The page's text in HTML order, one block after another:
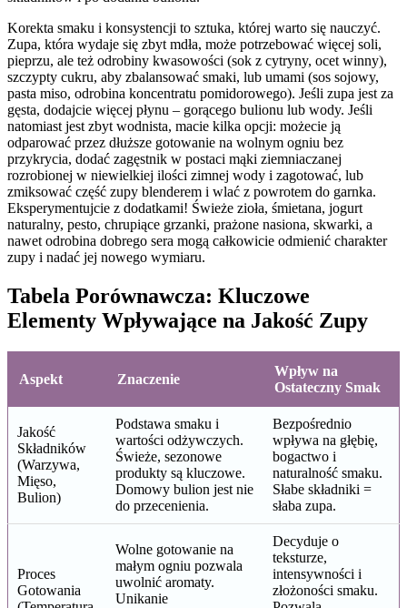
Korekta smaku i konsystencji to sztuka, której warto się nauczyć.
Zupa, która wydaje się zbyt mdła, może potrzebować więcej soli,
pieprzu, ale też odrobiny kwasowości (sok z cytryny, ocet winny),
szczypty cukru, aby zbalansować smaki, lub umami (sos sojowy,
pasta miso, odrobina koncentratu pomidorowego). Jeśli zupa jest za
gęsta, dodajcie więcej płynu – gorącego bulionu lub wody. Jeśli
natomiast jest zbyt wodnista, macie kilka opcji: możecie ją
odparować przez dłuższe gotowanie na wolnym ogniu bez
przykrycia, dodać zagęstnik w postaci mąki ziemniaczanej
rozrobionej w niewielkiej ilości zimnej wody i zagotować, lub
zmiksować część zupy blenderem i wlać z powrotem do garnka.
Eksperymentujcie z dodatkami! Świeże zioła, śmietana, jogurt
naturalny, pesto, chrupiące grzanki, prażone nasiona, skwarki, a
nawet odrobina dobrego sera mogą całkowicie odmienić charakter
zupy i nadać jej nowego wymiaru.
Tabela Porównawcza: Kluczowe
Elementy Wpływające na Jakość Zupy
Aspekt Znaczenie
Wpływ na
Ostateczny Smak
Jakość
Składników
(Warzywa,
Mięso,
Bulion)
Podstawa smaku i
wartości odżywczych.
Świeże, sezonowe
produkty są kluczowe.
Domowy bulion jest nie
do przecenienia.
Bezpośrednio
wpływa na głębię,
bogactwo i
naturalność smaku.
Słabe składniki =
słaba zupa.
Proces
Gotowania
Wolne gotowanie na
małym ogniu pozwala
uwolnić aromaty.
Unikanie
Decyduje o
teksturze,
intensywności i
złożoności smaku.